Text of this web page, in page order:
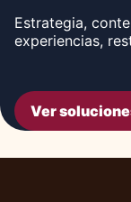
Estrategia,
experiencias,
Ver